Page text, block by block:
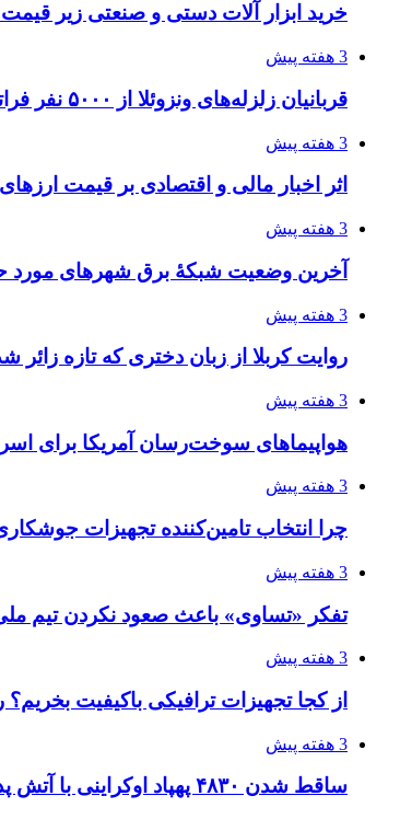
خرید ابزار آلات دستی و صنعتی زیر قیمت
3 هفته پیش
قربانیان زلزله‌های ونزوئلا از ۵۰۰۰ نفر فراتر رفت
3 هفته پیش
اثر اخبار مالی و اقتصادی بر قیمت
3 هفته پیش
آخرین وضعیت شبکۀ برق شهرهای مورد
3 هفته پیش
روایت کربلا از زبان دختری که تازه
3 هفته پیش
هواپیماهای سوخت‌رسان آمریکا برای
3 هفته پیش
چرا انتخاب تامین‌کننده تجهیزات
3 هفته پیش
تفکر «تساوی» باعث صعود نکردن تیم
3 هفته پیش
از کجا تجهیزات ترافیکی باکیفیت
3 هفته پیش
ساقط شدن ۴۸۳۰ پهپاد اوکراینی با آتش پدافند روسیه